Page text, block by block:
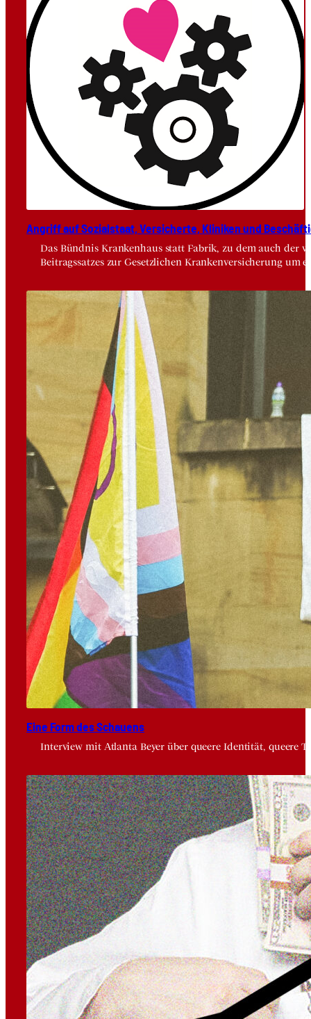
Angriff auf Sozi­al­staat, Ver­si­cher­te, Kli­ni­ken und
Das Bündnis Krankenhaus statt Fabrik, zu dem auch der
Beitragssatzes zur Gesetzlichen Krankenversicherung um
Eine Form des Schau­ens
Interview mit Atlanta Beyer über queere Identität, queere